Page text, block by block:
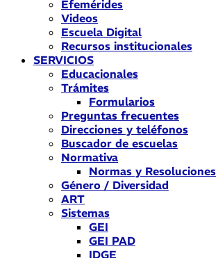
Efemérides
Videos
Escuela Digital
Recursos institucionales
SERVICIOS
Educacionales
Trámites
Formularios
Preguntas frecuentes
Direcciones y teléfonos
Buscador de escuelas
Normativa
Normas y Resoluciones
Género / Diversidad
ART
Sistemas
GEI
GEI PAD
IDGE